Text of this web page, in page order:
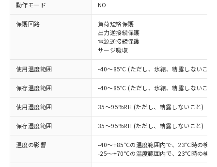
動作モード NO
保護回路
負荷短絡保護
出力逆接続保護
電源逆接続保護
サージ吸収
使用温度範囲 -40～85℃ (ただし、氷結、結露しないこと)
保存温度範囲 -40～85℃ (ただし、氷結、結露しないこと)
使用湿度範囲 35～95%RH (ただし、結露しないこと)
保存湿度範囲 35～95%RH (ただし、結露しないこと)
温度の影響
-40～+85℃の温度範囲内で、23℃時の検
-25～+70℃の温度範囲内で、23℃時の検
ご利用条件
以下の条件をお読みいただき、同意のうえ
ご利用ください。
本サービスは、当社制御機器事業取扱
商品の当社在庫状況および標準価格
(税抜)を提供させていただくもので
当社制御機器事業取扱商品の中には、
本サービスの対象外となる商品もある
ことをご了承ください。
対応済み：EU RoHS指令（10物質）の
非含有に対応した製品が提供可能な商品で
す。
対応予定：EU RoHS指令（10物質）の非含
有に対応した製品に切り替える予定のある
対応予定なし：EU RoHS指令（10物質）の
非含有に非対応の商品で、対応品を出す予
定はありません。
調査・確認中：EU RoHS指令（10物質）の
非含有の対応状況を調査中または確認中の
非該当品：ライセンス料など無形物で、有
仕入先様の事情により、非含有部品として
いたものが、含有品と判明した場合などや
※1 中国RoHS○×表
「○」：最大均質材料含有率が中国RoHSの
基準値以下であることを示します。
「×」：最大均質材料含有率が中国RoHSの
基準値を超えていることを示します。
当社は、これら貴社製品のうち、外国